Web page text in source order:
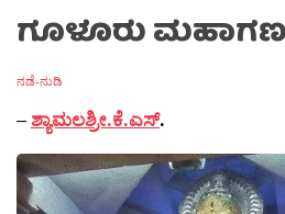
ಗೂಳೂರು
ನಡೆ-ನುಡಿ
– ಶ್ಯಾಮಲಶ್ರೀ.ಕೆ.ಎಸ್.